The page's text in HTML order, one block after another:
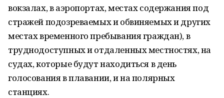
вокзалах, в аэропортах, местах содержания под
стражей подозреваемых и обвиняемых и других
местах временного пребывания граждан), в
труднодоступных и отдаленных местностях, на
судах, которые будут находиться в день
голосования в плавании, и на полярных
станциях.